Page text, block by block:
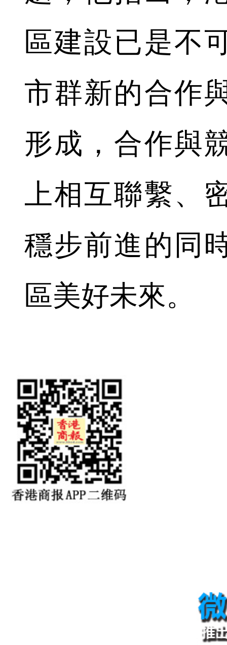
區建設已是不
市群新的合作
形成，合作與
上相互聯繫、
穩步前進的同
區美好未來。